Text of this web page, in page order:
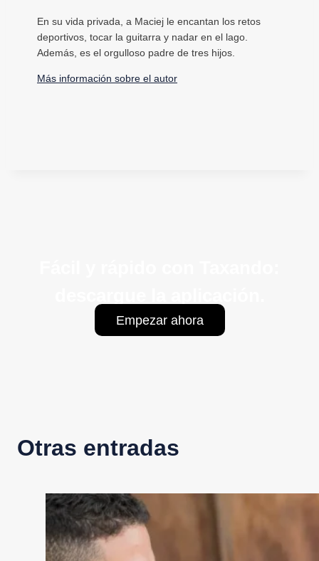
En su vida privada, a Maciej le encantan los retos
deportivos, tocar la guitarra y nadar en el lago.
Además, es el orgulloso padre de tres hijos.
Más información sobre el autor
Empezar ahora
Otras entradas